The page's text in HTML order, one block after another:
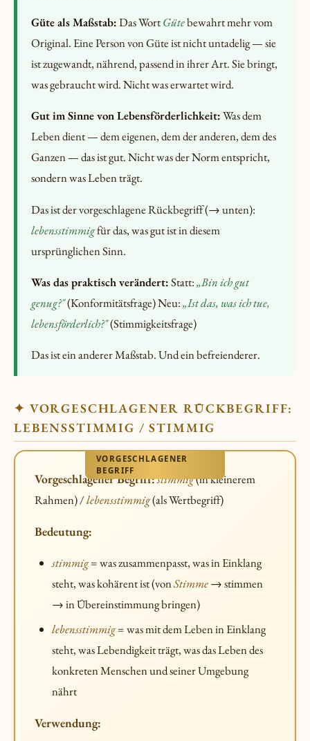
Güte als Maßstab:Das WortGütebewahrt mehr vom
Original. Eine Person von Güte ist nicht untadelig — sie
ist zugewandt, nährend, passend in ihrer Art. Sie bringt,
was gebraucht wird. Nicht was erwartet wird.
Gut im Sinne von Lebensförderlichkeit:Was dem
Leben dient — dem eigenen, dem der anderen, dem des
Ganzen — das ist gut. Nicht was der Norm entspricht,
sondern was Leben trägt.
Das ist der vorgeschlagene Rückbegriff (→ unten):
lebensstimmigfür das, was gut ist in diesem
ursprünglichen Sinn.
Was das praktisch verändert:Statt:„Bin ich gut
genug?"(Konformitätsfrage) Neu:„Ist das, was ich tue,
lebensförderlich?"(Stimmigkeitsfrage)
Das ist ein anderer Maßstab. Und ein befreienderer.
✦ VORGESCHLAGENER RÜCKBEGRIFF:
LEBENSSTIMMIG / STIMMIG
VORGESCHLAGENER
BEGRIFF
Vorgeschlagener Begriff:stimmig(in kleinerem
Rahmen) /lebensstimmig(als Wertbegriff)
Bedeutung:
stimmig= was zusammenpasst, was in Einklang
steht, was kohärent ist (vonStimme→ stimmen
→ in Übereinstimmung bringen)
lebensstimmig= was mit dem Leben in Einklang
steht, was Lebendigkeit trägt, was das Leben des
konkreten Menschen und seiner Umgebung
nährt
Verwendung: